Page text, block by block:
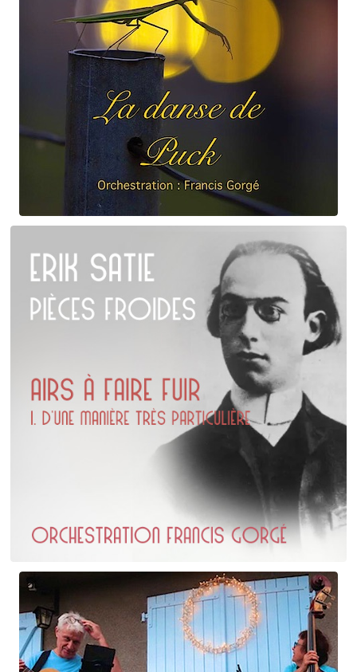
Claude Debussy
La danse de Puck
Erik Satie
D'une manière particulière